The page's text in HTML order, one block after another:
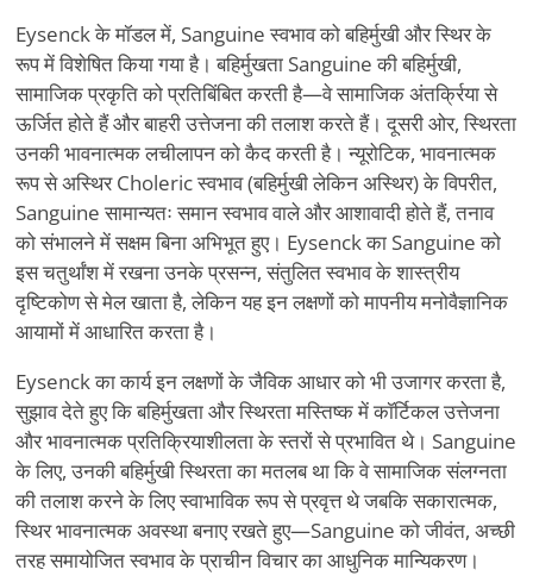
Eysenck के मॉडल में, Sanguine स्वभाव को बहिर्मुखी और स्थिर के
रूप में विशेषित किया गया है। बहिर्मुखता Sanguine की बहिर्मुखी,
सामाजिक प्रकृति को प्रतिबिंबित करती है—वे सामाजिक अंतर्क्रिया से
ऊर्जित होते हैं और बाहरी उत्तेजना की तलाश करते हैं। दूसरी ओर, स्थिरता
उनकी भावनात्मक लचीलापन को कैद करती है। न्यूरोटिक, भावनात्मक
रूप से अस्थिर Choleric स्वभाव (बहिर्मुखी लेकिन अस्थिर) के विपरीत,
Sanguine सामान्यतः समान स्वभाव वाले और आशावादी होते हैं, तनाव
को संभालने में सक्षम बिना अभिभूत हुए। Eysenck का Sanguine को
इस चतुर्थांश में रखना उनके प्रसन्न, संतुलित स्वभाव के शास्त्रीय
दृष्टिकोण से मेल खाता है, लेकिन यह इन लक्षणों को मापनीय मनोवैज्ञानिक
आयामों में आधारित करता है।
Eysenck का कार्य इन लक्षणों के जैविक आधार को भी उजागर करता है,
सुझाव देते हुए कि बहिर्मुखता और स्थिरता मस्तिष्क में कॉर्टिकल उत्तेजना
और भावनात्मक प्रतिक्रियाशीलता के स्तरों से प्रभावित थे। Sanguine
के लिए, उनकी बहिर्मुखी स्थिरता का मतलब था कि वे सामाजिक संलग्नता
की तलाश करने के लिए स्वाभाविक रूप से प्रवृत्त थे जबकि सकारात्मक,
स्थिर भावनात्मक अवस्था बनाए रखते हुए—Sanguine को जीवंत, अच्छी
तरह समायोजित स्वभाव के प्राचीन विचार का आधुनिक मान्यिकरण।